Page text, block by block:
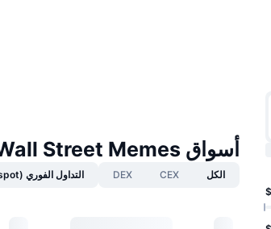
أسواق Wall Street Memes
الكل CEX
DEX التداول الفوري (spot)